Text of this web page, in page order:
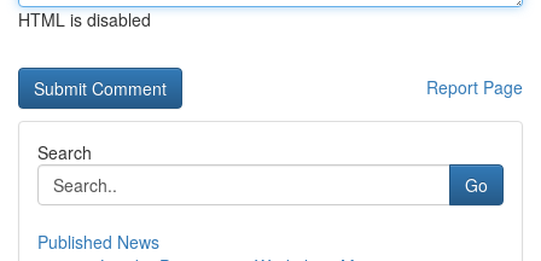
HTML is disabled
Report Page
Search
Go
Published News